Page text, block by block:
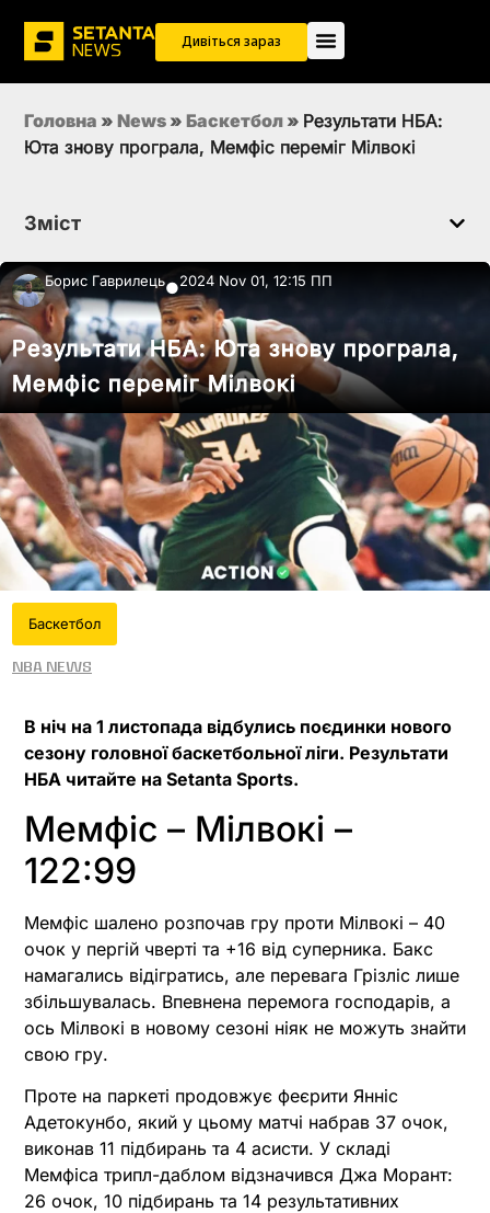
Дивіться зараз
Головна » News » Баскетбол » Результати НБА:
Юта знову програла, Мемфіс переміг Мілвокі
Зміст
Борис Гаврилець●2024 Nov 01, 12:15 ПП
Результати НБА: Юта знову програла,
Мемфіс переміг Мілвокі
Баскетбол
NBA News
В ніч на 1 листопада відбулись поєдинки нового
сезону головної баскетбольної ліги. Результати
НБА читайте на Setanta Sports.
Мемфіс – Мілвокі –
122:99
Мемфіс шалено розпочав гру проти Мілвокі – 40
очок у пергій чверті та +16 від суперника. Бакс
намагались відігратись, але перевага Грізліс лише
збільшувалась. Впевнена перемога господарів, а
ось Мілвокі в новому сезоні ніяк не можуть знайти
свою гру.
Проте на паркеті продовжує феєрити Янніс
Адетокунбо, який у цьому матчі набрав 37 очок,
виконав 11 підбирань та 4 асисти. У складі
Мемфіса трипл-даблом відзначився Джа Морант:
26 очок, 10 підбирань та 14 результативних